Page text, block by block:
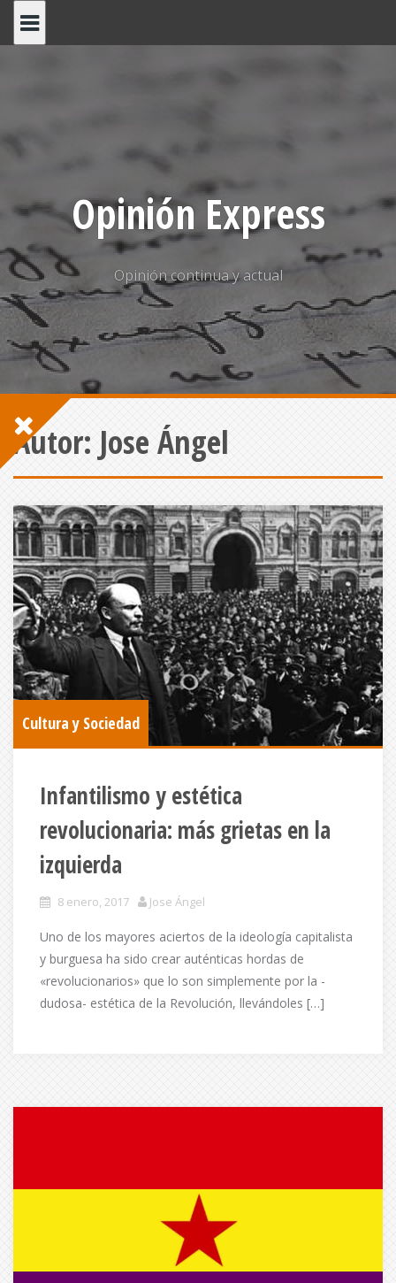
Opinión Express
Opinión continua y actual
Autor: Jose Ángel
Cultura y Sociedad
Infantilismo y estética
revolucionaria: más grietas en la
izquierda
8 enero, 2017 Jose Ángel
Uno de los mayores aciertos de la ideología capitalista
y burguesa ha sido crear auténticas hordas de
«revolucionarios» que lo son simplemente por la -
dudosa- estética de la Revolución, llevándoles […]